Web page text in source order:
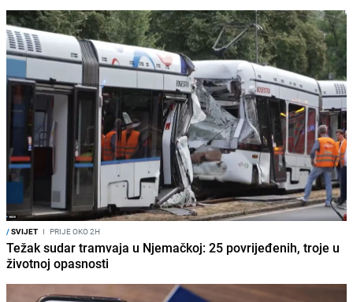
/SVIJET I PRIJE OKO 2H
Težak sudar tramvaja u Njemačkoj: 25 povrijeđenih, troje u
životnoj opasnosti